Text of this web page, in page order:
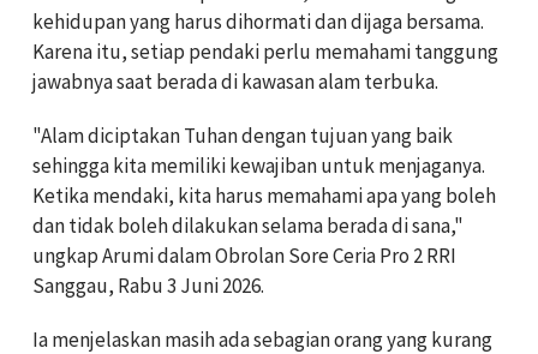
kehidupan yang harus dihormati dan dijaga bersama.
Karena itu, setiap pendaki perlu memahami tanggung
jawabnya saat berada di kawasan alam terbuka.
"Alam diciptakan Tuhan dengan tujuan yang baik
sehingga kita memiliki kewajiban untuk menjaganya.
Ketika mendaki, kita harus memahami apa yang boleh
dan tidak boleh dilakukan selama berada di sana,"
ungkap Arumi dalam Obrolan Sore Ceria Pro 2 RRI
Sanggau, Rabu 3 Juni 2026.
Ia menjelaskan masih ada sebagian orang yang kurang